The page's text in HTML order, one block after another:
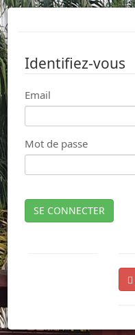
Identifiez-vous
Email
Mot de passe
SE CONNECTER